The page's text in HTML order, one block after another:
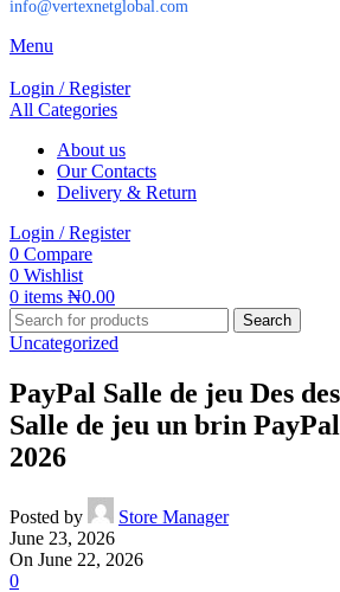
info@vertexnetglobal.com
Menu
Login / Register
All Categories
About us
Our Contacts
Delivery & Return
Login / Register
0 Compare
0 Wishlist
0 items ₦0.00
Search
Uncategorized
PayPal Salle de jeu Des
Salle de jeu un brin
2026
Posted by
Store Manager
June 23, 2026
On June 22, 2026
0